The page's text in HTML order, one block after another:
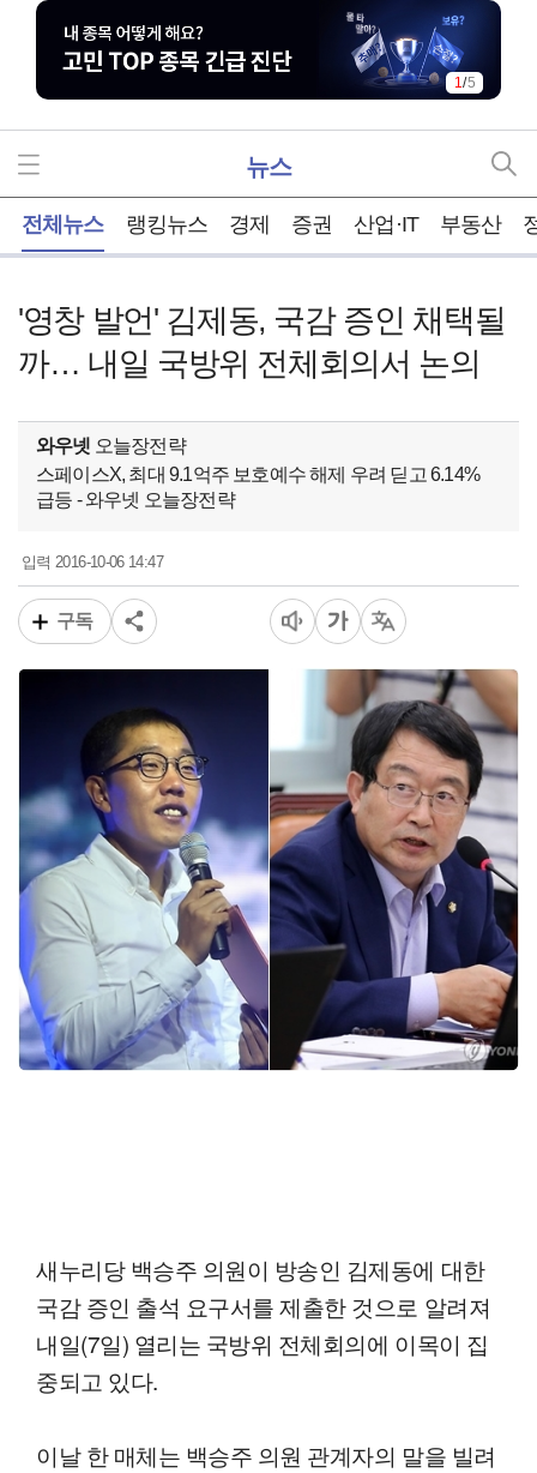
1/5
뉴스
전체뉴스 랭킹뉴스 경제 증권 산업·IT 부동산
'영창 발언' 김제동, 국감 증인 채택될
까… 내일 국방위 전체회의서 논의
와우넷 오늘장전략
스페이스X, 최대 9.1억주 보호예수 해제 우려 딛고 6.14%
급등 - 와우넷 오늘장전략
입력2016-10-06 14:47
구독
새누리당 백승주 의원이 방송인 김제동에 대한
국감 증인 출석 요구서를 제출한 것으로 알려져
내일(7일) 열리는 국방위 전체회의에 이목이 집
중되고 있다.
이날 한 매체는 백승주 의원 관계자의 말을 빌려